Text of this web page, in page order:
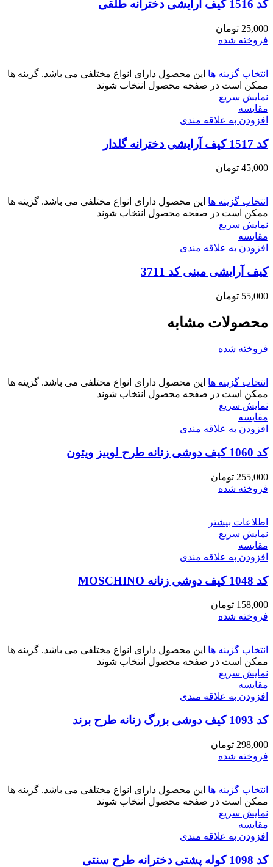
کد 1516 کیف آرایشی دخترانه طلقی
25,000 تومان
فروخته شده
انتخاب گزینه ها این محصول دارای انواع مختلفی می باشد. گزینه ها
ممکن است در صفحه محصول انتخاب شوند
نمایش سریع
مقايسه
افزودن به علاقه مندی
کد 1517 کیف آرایشی دخترانه گلدار
45,000 تومان
انتخاب گزینه ها این محصول دارای انواع مختلفی می باشد. گزینه ها
ممکن است در صفحه محصول انتخاب شوند
نمایش سریع
مقايسه
افزودن به علاقه مندی
کیف آرایشی مینی کد 3711
55,000 تومان
محصولات مشابه
فروخته شده
انتخاب گزینه ها این محصول دارای انواع مختلفی می باشد. گزینه ها
ممکن است در صفحه محصول انتخاب شوند
نمایش سریع
مقايسه
افزودن به علاقه مندی
کد 1060 کیف دوشی زنانه طرح لوییز ویتون
255,000 تومان
فروخته شده
اطلاعات بیشتر
نمایش سریع
مقايسه
افزودن به علاقه مندی
کد 1048 کیف دوشی زنانه MOSCHINO
158,000 تومان
فروخته شده
انتخاب گزینه ها این محصول دارای انواع مختلفی می باشد. گزینه ها
ممکن است در صفحه محصول انتخاب شوند
نمایش سریع
مقايسه
افزودن به علاقه مندی
کد 1093 کیف دوشی بزرگ زنانه طرح برند
298,000 تومان
فروخته شده
انتخاب گزینه ها این محصول دارای انواع مختلفی می باشد. گزینه ها
ممکن است در صفحه محصول انتخاب شوند
نمایش سریع
مقايسه
افزودن به علاقه مندی
کد 1098 کوله پشتی دخترانه طرح سنتی